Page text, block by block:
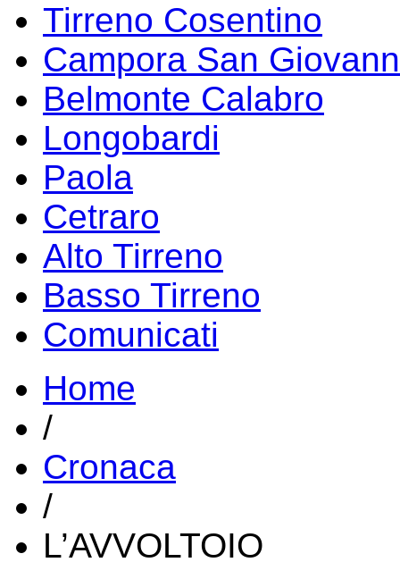
Tirreno Cosentino
Campora San
Belmonte Calabro
Longobardi
Paola
Cetraro
Alto Tirreno
Basso Tirreno
Comunicati
Home
/
Cronaca
/
L’AVVOLTOIO